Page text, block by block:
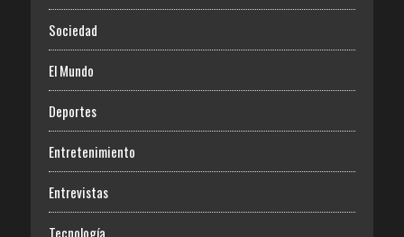
Sociedad
El Mundo
Deportes
Entretenimiento
Entrevistas
Tecnología